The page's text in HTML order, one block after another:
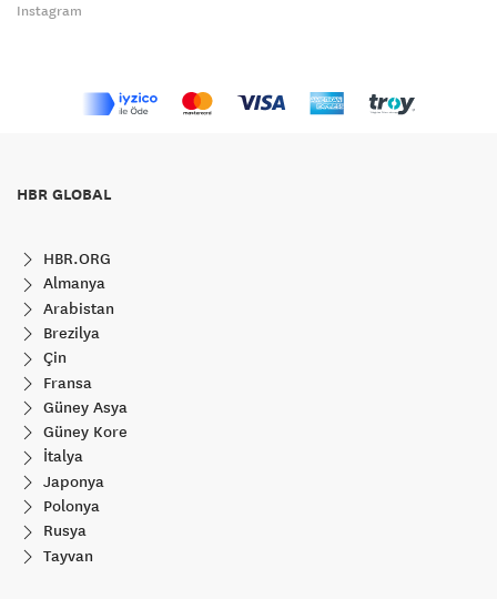
Instagram
HBR GLOBAL
HBR.ORG
Almanya
Arabistan
Brezilya
Çin
Fransa
Güney Asya
Güney Kore
İtalya
Japonya
Polonya
Rusya
Tayvan